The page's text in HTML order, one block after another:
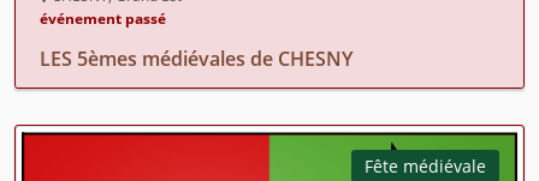
événement passé
LES 5èmes médiévales de CHESNY
Fête médiévale